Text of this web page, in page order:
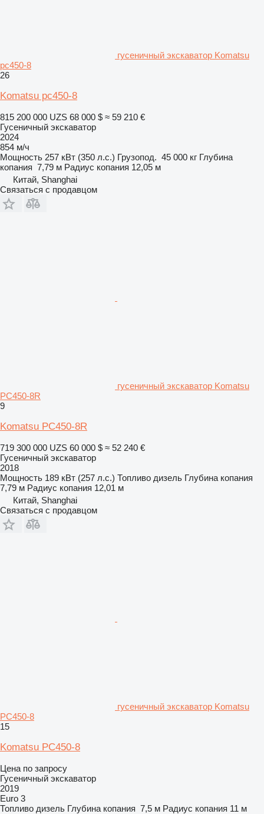
гусеничный экскаватор Komatsu
pc450-8
26
Komatsu pc450-8
815 200 000 UZS 68 000 $ ≈ 59 210 €
Гусеничный экскаватор
2024
854 м/ч
Мощность 257 кВт (350 л.с.) Грузопод. 45 000 кг Глубина
копания 7,79 м Радиус копания 12,05 м
Китай, Shanghai
Связаться с продавцом
гусеничный экскаватор Komatsu
PC450-8R
9
Komatsu PC450-8R
719 300 000 UZS 60 000 $ ≈ 52 240 €
Гусеничный экскаватор
2018
Мощность 189 кВт (257 л.с.) Топливо дизель Глубина копания
7,79 м Радиус копания 12,01 м
Китай, Shanghai
Связаться с продавцом
гусеничный экскаватор Komatsu
PC450-8
15
Komatsu PC450-8
Цена по запросу
Гусеничный экскаватор
2019
Euro 3
Топливо дизель Глубина копания 7,5 м Радиус копания 11 м